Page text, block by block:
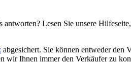
Lesen Sie unsere
abgesichert. Sie können entweder den
Ihnen immer den Verkäufer zu